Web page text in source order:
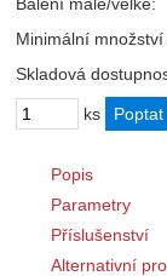
Minimální
Skladová
ks
Popis
Parametry
Příslušenství
Alternativní